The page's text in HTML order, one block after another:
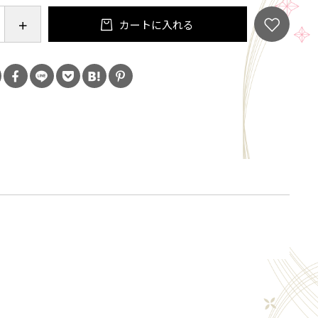
カートに入れる